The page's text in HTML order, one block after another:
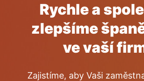
Rychle a
zlepšíme
ve vaší
Zajistíme, aby Vaši